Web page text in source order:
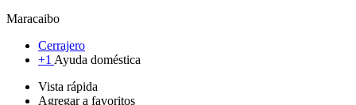
Maracaibo
Cerrajero
+1 Ayuda doméstica
Vista rápida
Agregar a favoritos